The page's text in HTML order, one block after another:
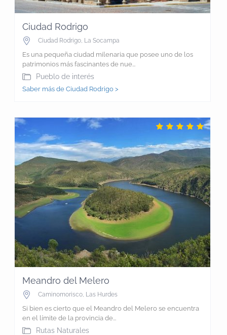
Ciudad Rodrigo
Ciudad Rodrigo, La Socampa
Es una pequeña ciudad milenaria que posee uno de los
patrimonios más fascinantes de nue...
Pueblo de interés
Saber más de Ciudad Rodrigo >
Meandro del Melero
Caminomorisco, Las Hurdes
Si bien es cierto que el Meandro del Melero se encuentra
en el límite de la provincia de...
Rutas Naturales